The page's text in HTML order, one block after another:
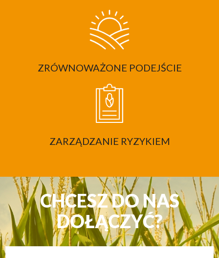
ZRÓWNOWAŻONE PODEJŚCIE
ZARZĄDZANIE RYZYKIEM
CHCESZ DO NAS
DOŁĄCZYĆ?